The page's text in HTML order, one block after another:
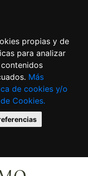
propias y de
para analizar
Más
de cookies y/o
Cookies.